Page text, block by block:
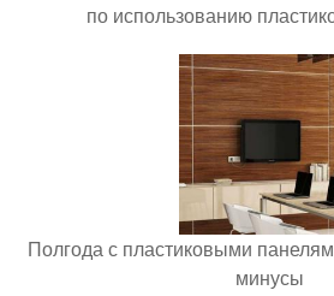
по использованию
Полгода с пластиковыми
минусы